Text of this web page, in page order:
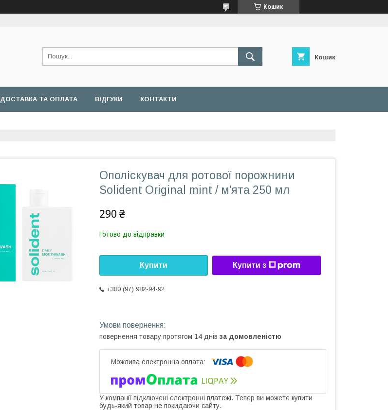
Кошик
Кошик
ДОСТАВКА ТА ОПЛАТА ВІДГУКИ КОНТАКТИ
Ополіскувач для ротової порожнини
Solident Original mint / м'ята 250 мл
290 ₴
Готово до відправки
Купити Купити з
+380 (97) 982-94-92
повернення товару протягом 14 днів за домовленістю
У компанії підключені електронні платежі. Тепер ви можете купити
будь-який товар не покидаючи сайту.